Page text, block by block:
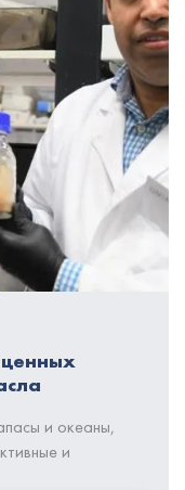
ценных
и океаны,
и